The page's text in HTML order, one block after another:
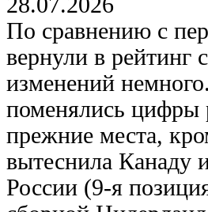
По сравнению с
вернули в рейтинг
изменений
поменялись цифры
прежние места,
вытеснила Канаду
России (9-я